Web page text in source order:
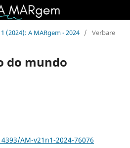
(2024): A MARgem - 2024 / Verbare
do mundo
AM-v21n1-2024-76076